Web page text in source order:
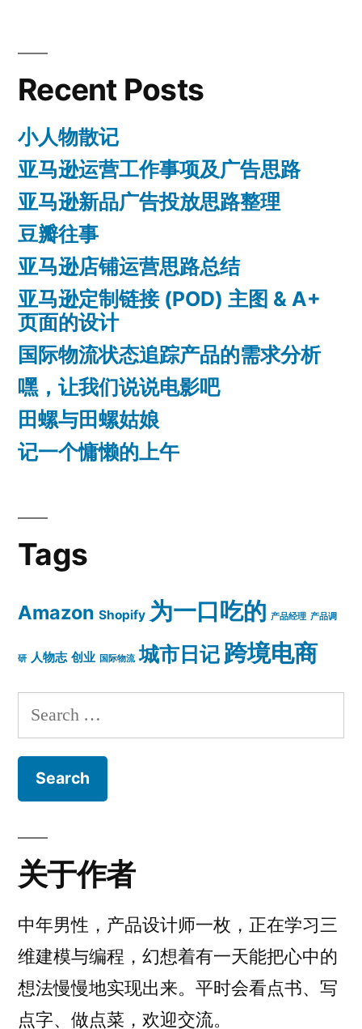
Recent Posts
小人物散记
亚马逊运营工作事项及广告思路
亚马逊新品广告投放思路整理
豆瓣往事
亚马逊店铺运营思路总结
亚马逊定制链接 (POD) 主图 & A+
页面的设计
国际物流状态追踪产品的需求分析
嘿，让我们说说电影吧
田螺与田螺姑娘
记一个慵懒的上午
Tags
Amazon Shopify 为一口吃的 产品经理 产品调
研 人物志 创业 国际物流 城市日记跨境电商
Search
for:
关于作者
中年男性，产品设计师一枚，正在学习三
维建模与编程，幻想着有一天能把心中的
想法慢慢地实现出来。平时会看点书、写
点字、做点菜，欢迎交流。